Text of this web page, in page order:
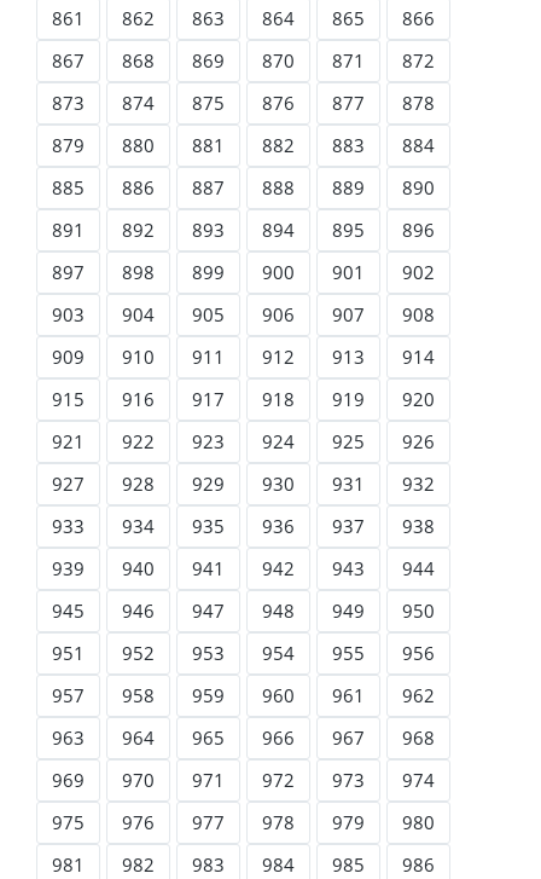
861
862 863 864 865
866
867
868 869 870 871
872
873
874 875 876 877
878
879
880 881 882 883
884
885
886 887 888 889
890
891
892 893 894 895
896
897
898 899 900 901
902
903
904 905 906 907
908
909
910 911 912 913
914
915
916 917 918 919
920
921
922 923 924 925
926
927
928 929 930 931
932
933
934 935 936 937
938
939
940 941 942 943
944
945
946 947 948 949
950
951
952 953 954 955
956
957
958 959 960 961
962
963
964 965 966 967
968
969
970 971 972 973
974
975
976 977 978 979
980
981
982 983 984 985
986